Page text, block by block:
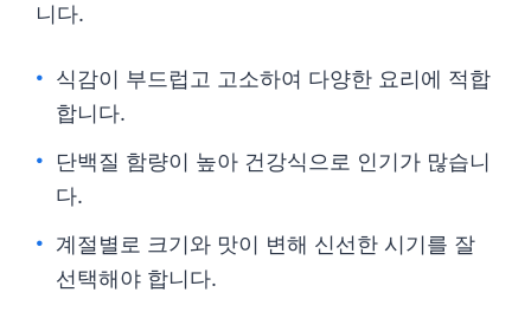
니다.
식감이 부드럽고 고소하여 다양한 요리에 적합
합니다.
단백질 함량이 높아 건강식으로 인기가 많습니
다.
계절별로 크기와 맛이 변해 신선한 시기를 잘
선택해야 합니다.